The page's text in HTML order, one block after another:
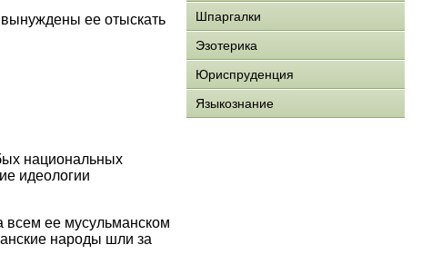
ее отыскать
национальных
идеологии
всем ее мусульманском
народы шли за
Шпаргалки
Эзотерика
Юриспруденция
Языкознание